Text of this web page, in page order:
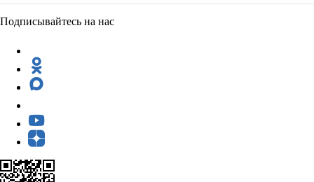
Подписывайтесь на нас